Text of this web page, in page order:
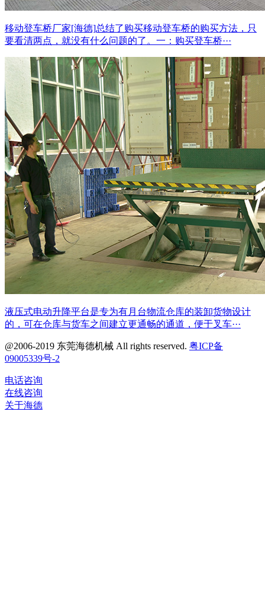
移动登车桥厂家[海德]总结了购买移动登车桥的购买方法，只
要看清两点，就没有什么问题的了。一：购买登车桥···
液压式电动升降平台是专为有月台物流仓库的装卸货物设计
的，可在仓库与货车之间建立更通畅的通道，便于叉车···
@2006-2019 东莞海德机械 All rights reserved. 粤ICP备
09005339号-2
电话咨询
在线咨询
关于海德